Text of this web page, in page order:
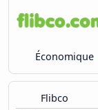
Économique
Flibco